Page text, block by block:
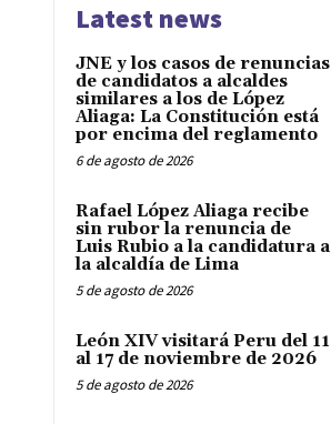
Latest news
JNE y los casos de renuncias
de candidatos a alcaldes
similares a los de López
Aliaga: La Constitución está
por encima del reglamento
6 de agosto de 2026
Rafael López Aliaga recibe
sin rubor la renuncia de
Luis Rubio a la candidatura a
la alcaldía de Lima
5 de agosto de 2026
León XIV visitará Peru del 11
al 17 de noviembre de 2026
5 de agosto de 2026